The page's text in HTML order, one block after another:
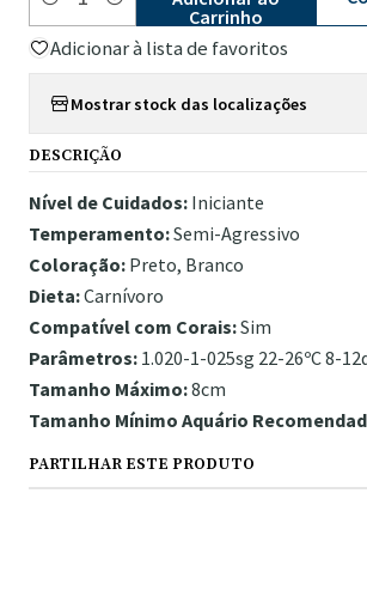
Quantidade
Carrinho
Adicionar à lista de favoritos
Mostrar stock das localizações
DESCRIÇÃO
Nível de Cuidados: Iniciante
Temperamento:Semi-Agressivo
Coloração: Preto, Branco
Dieta:Carnívoro
Compatível com Corais:Sim
Parâmetros: 1.020-1-025sg 22-26ºC 8-
Tamanho Máximo:8cm
Tamanho Mínimo Aquário
PARTILHAR ESTE PRODUTO